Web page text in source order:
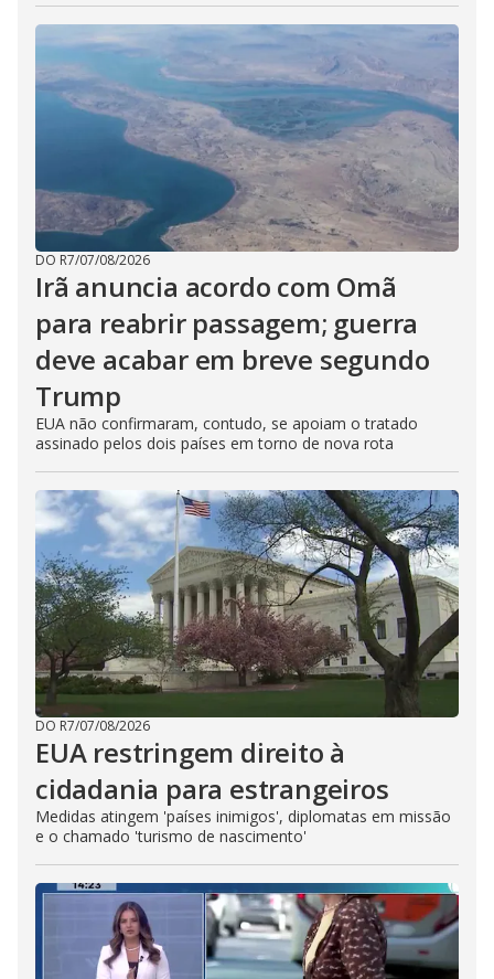
DO R7/07/08/2026
Irã anuncia acordo com Omã
para reabrir passagem; guerra
deve acabar em breve segundo
Trump
EUA não confirmaram, contudo, se apoiam o tratado
assinado pelos dois países em torno de nova rota
DO R7/07/08/2026
EUA restringem direito à
cidadania para estrangeiros
Medidas atingem 'países inimigos', diplomatas em missão
e o chamado 'turismo de nascimento'